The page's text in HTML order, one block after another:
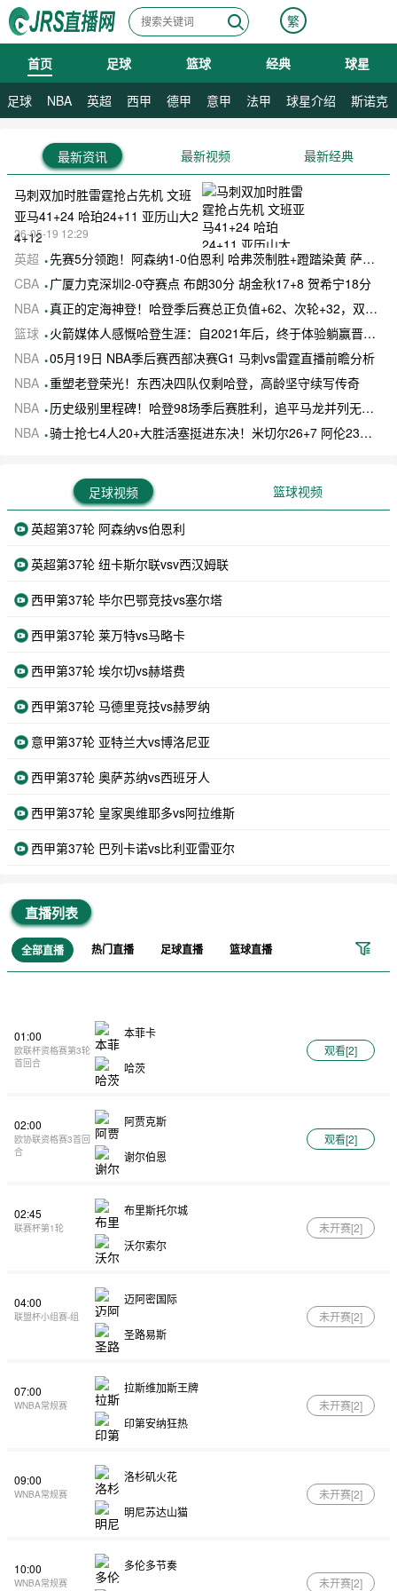
繁
首页 足球 篮球 经典 球星
足球 NBA 英超 西甲 德甲 意甲 法甲 球星介绍 斯诺克
最新资讯 最新视频 最新经典
马刺双加时胜雷霆抢占先机 文班
亚马41+24 哈珀24+11 亚历山大2
4+12
26-05-19 12:29
英超
先赛5分领跑！阿森纳1-0伯恩利 哈弗茨制胜+蹬踏染黄 萨卡献助攻
CBA
广厦力克深圳2-0夺赛点 布朗30分 胡金秋17+8 贺希宁18分
NBA 真正的定海神登！哈登季后赛总正负值+62、次轮+32，双数据领跑骑士全队
篮球
火箭媒体人感慨哈登生涯：自2021年后，终于体验躺赢晋级滋味
NBA 05月19日 NBA季后赛西部决赛G1 马刺vs雷霆直播前瞻分析
NBA 重塑老登荣光！东西决四队仅剩哈登，高龄坚守续写传奇
NBA
历史级别里程碑！哈登98场季后赛胜利，追平马龙并列无冠球员历史第一
NBA 骑士抢七4人20+大胜活塞挺进东决！米切尔26+7 阿伦23分 梅里尔23分 詹金斯17分
足球视频 篮球视频
英超第37轮 阿森纳vs伯恩利
英超第37轮 纽卡斯尔联vsv西汉姆联
西甲第37轮 毕尔巴鄂竞技vs塞尔塔
西甲第37轮 莱万特vs马略卡
西甲第37轮 埃尔切vs赫塔费
西甲第37轮 马德里竞技vs赫罗纳
意甲第37轮 亚特兰大vs博洛尼亚
西甲第37轮 奥萨苏纳vs西班牙人
西甲第37轮 皇家奥维耶多vs阿拉维斯
西甲第37轮 巴列卡诺vs比利亚雷亚尔
直播列表
全部直播 热门直播 足球直播 篮球直播
08月07日 星期五
01:00
欧联杯资格赛第3轮
首回合
本菲卡
哈茨
观看[2]
02:00
欧协联资格赛3首回
合
阿贾克斯
谢尔伯恩
观看[2]
02:45
联赛杯第1轮
布里斯托尔城
沃尔索尔
未开赛[2]
04:00
联盟杯小组赛-组
迈阿密国际
圣路易斯
未开赛[2]
07:00
WNBA常规赛
拉斯维加斯王牌
印第安纳狂热
未开赛[2]
09:00
WNBA常规赛
洛杉矶火花
明尼苏达山猫
未开赛[2]
10:00
WNBA常规赛
多伦多节奏
未开赛[2]